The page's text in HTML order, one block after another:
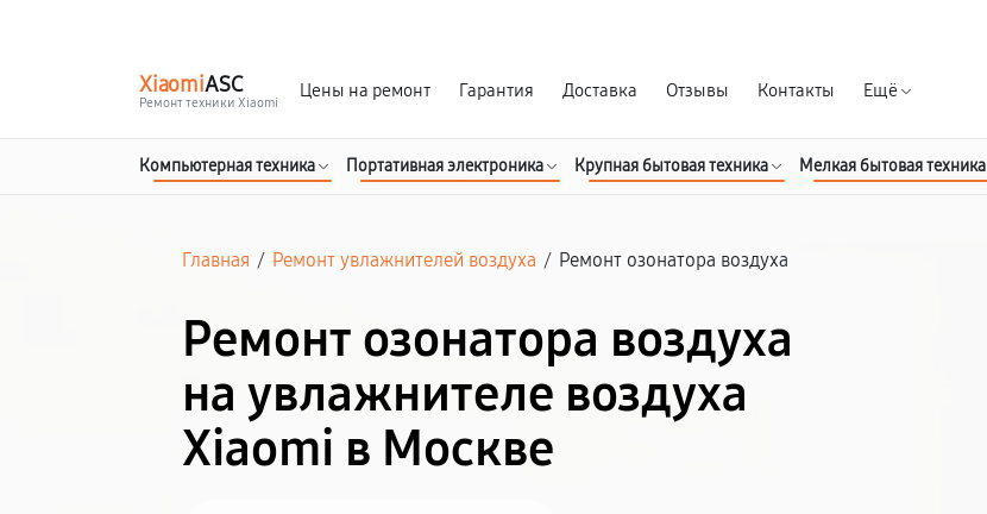
XiaomiASC
Ремонт техники Xiaomi
Цены на ремонт Гарантия Доставка Отзывы Контакты Ещё
Компьютерная техника Портативная электроника Крупная бытовая техника Мелкая бытовая техника
Главная / Ремонт увлажнителей воздуха / Ремонт озонатора воздуха
Ремонт озонатора воздуха
на увлажнителе воздуха
Xiaomi в Москве